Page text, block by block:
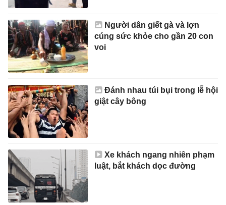
Người dân giết gà và lợn
cúng sức khỏe cho gần 20 con
voi
Đánh nhau túi bụi trong lễ hội
giật cây bông
Xe khách ngang nhiên phạm
luật, bắt khách dọc đường